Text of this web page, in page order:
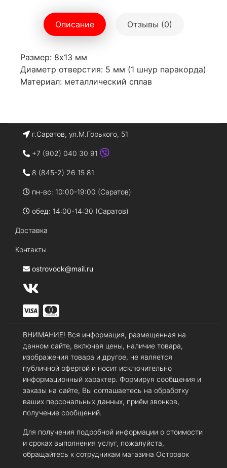
Описание Отзывы (0)
Размер: 8x13 мм
Диаметр отверстия: 5 мм (1 шнур паракорда)
Материал: металлический сплав
г.Саратов, ул.М.Горького, 51
+7 (902) 040 30 91
8 (845-2) 26 15 81
пн-вс: 10:00-19:00 (Саратов)
обед: 14:00-14:30 (Саратов)
Доставка
Контакты
ostrovock@mail.ru
ВНИМАНИЕ! Вся информация, размещенная на
данном сайте, включая цены, наличие товара,
изображения товара и другое, не является
публичной офертой и носит исключительно
информационный характер. Формируя сообщения и
заказы на сайте, Вы соглашаетесь на обработку
ваших персональных данных, приём звонков,
получение сообщений.
Для получения подробной информации о стоимости
и сроках выполнения услуг, пожалуйста,
обращайтесь к сотрудникам магазина Островок